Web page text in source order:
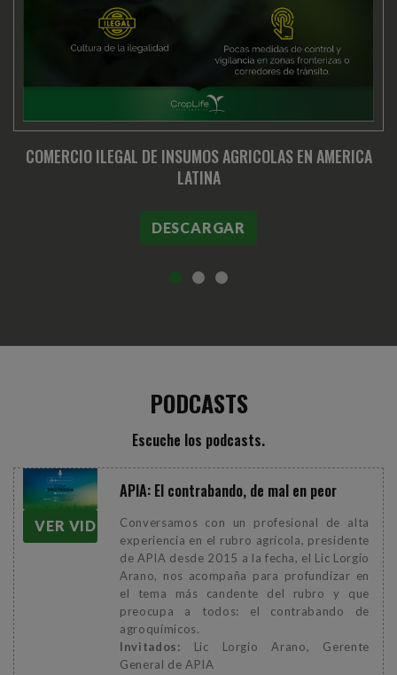
COMERCIO ILEGAL DE INSUMOS AGRICOLAS EN AMERICA
LATINA
DESCARGAR
PODCASTS
Escuche los podcasts.
VER VIDEO
APIA: El contrabando, de mal en peor
Conversamos con un profesional de alta
experiencia en el rubro agrícola, presidente
de APIA desde 2015 a la fecha, el Lic Lorgio
Arano, nos acompaña para profundizar en
el tema más candente del rubro y que
preocupa a todos: el contrabando de
agroquímicos.
Invitados: Lic Lorgio Arano, Gerente
General de APIA